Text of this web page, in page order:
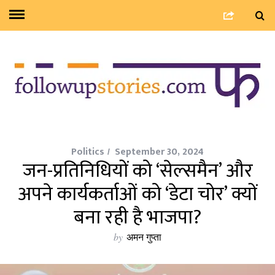
Politics September 30, 2024
जन-प्रतिनिधियों को ‘सेल्समैन’ और
अपने कार्यकर्ताओं को ‘डेटा चोर’ क्यों
बना रही है भाजपा?
by अमन गुप्ता